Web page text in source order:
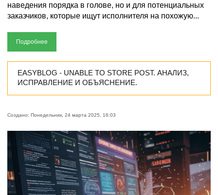
наведения порядка в голове, но и для потенциальных
заказчиков, которые ищут исполнителя на похожую...
Подробнее
EASYBLOG - UNABLE TO STORE POST. АНАЛИЗ,
ИСПРАВЛЕНИЕ И ОБЪЯСНЕНИЕ.
Создано: Понедельник, 24 марта 2025, 16:03